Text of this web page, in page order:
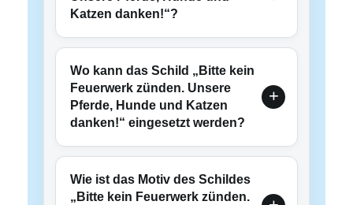
Katzen danken!“?
Wo kann das Schild „Bitte kein
Feuerwerk zünden. Unsere
Pferde, Hunde und Katzen
danken!“ eingesetzt werden?
Wie ist das Motiv des Schildes
„Bitte kein Feuerwerk zünden.